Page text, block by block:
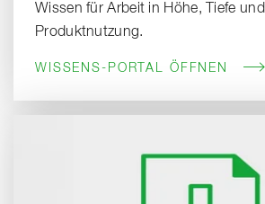
Wissen für Arbeit in Höhe, Tiefe und
Produktnutzung.
WISSENS-PORTAL ÖFFNEN